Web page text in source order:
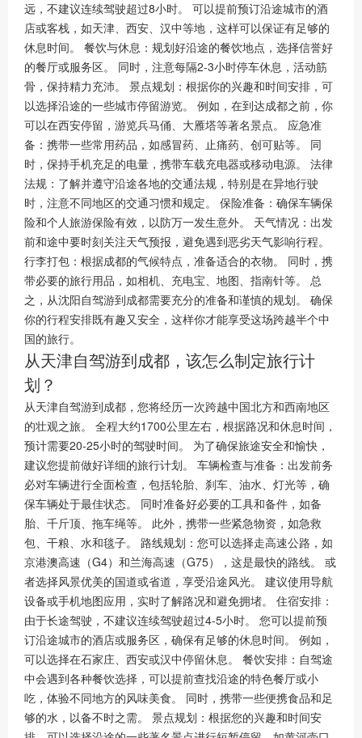
远，不建议连续驾驶超过8小时。 可以提前预订沿途城市的酒
店或客栈，如天津、西安、汉中等地，这样可以保证有足够的
休息时间。 餐饮与休息：规划好沿途的餐饮地点，选择信誉好
的餐厅或服务区。 同时，注意每隔2-3小时停车休息，活动筋
骨，保持精力充沛。 景点规划：根据你的兴趣和时间安排，可
以选择沿途的一些城市停留游览。 例如，在到达成都之前，你
可以在西安停留，游览兵马俑、大雁塔等著名景点。 应急准
备：携带一些常用药品，如感冒药、止痛药、创可贴等。 同
时，保持手机充足的电量，携带车载充电器或移动电源。 法律
法规：了解并遵守沿途各地的交通法规，特别是在异地行驶
时，注意不同地区的交通习惯和规定。 保险准备：确保车辆保
险和个人旅游保险有效，以防万一发生意外。 天气情况：出发
前和途中要时刻关注天气预报，避免遇到恶劣天气影响行程。
行李打包：根据成都的气候特点，准备适合的衣物。 同时，携
带必要的旅行用品，如相机、充电宝、地图、指南针等。 总
之，从沈阳自驾游到成都需要充分的准备和谨慎的规划。 确保
你的行程安排既有趣又安全，这样你才能享受这场跨越半个中
国的旅行。
从天津自驾游到成都，该怎么制定旅行计
划？
从天津自驾游到成都，您将经历一次跨越中国北方和西南地区
的壮观之旅。 全程大约1700公里左右，根据路况和休息时间，
预计需要20-25小时的驾驶时间。 为了确保旅途安全和愉快，
建议您提前做好详细的旅行计划。 车辆检查与准备：出发前务
必对车辆进行全面检查，包括轮胎、刹车、油水、灯光等，确
保车辆处于最佳状态。 同时准备好必要的工具和备件，如备
胎、千斤顶、拖车绳等。 此外，携带一些紧急物资，如急救
包、干粮、水和毯子。 路线规划：您可以选择走高速公路，如
京港澳高速（G4）和兰海高速（G75），这是最快的路线。 或
者选择风景优美的国道或省道，享受沿途风光。 建议使用导航
设备或手机地图应用，实时了解路况和避免拥堵。 住宿安排：
由于长途驾驶，不建议连续驾驶超过4-5小时。 您可以提前预
订沿途城市的酒店或服务区，确保有足够的休息时间。 例如，
可以选择在石家庄、西安或汉中停留休息。 餐饮安排：自驾途
中会遇到各种餐饮选择，可以提前查找沿途的特色餐厅或小
吃，体验不同地方的风味美食。 同时，携带一些便携食品和足
够的水，以备不时之需。 景点规划：根据您的兴趣和时间安